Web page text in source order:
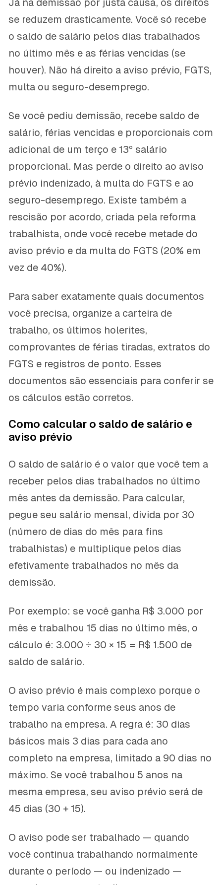
Já na demissão por justa causa, os direitos
se reduzem drasticamente. Você só recebe
o saldo de salário pelos dias trabalhados
no último mês e as férias vencidas (se
houver). Não há direito a aviso prévio, FGTS,
multa ou seguro-desemprego.
Se você pediu demissão, recebe saldo de
salário, férias vencidas e proporcionais com
adicional de um terço e 13º salário
proporcional. Mas perde o direito ao aviso
prévio indenizado, à multa do FGTS e ao
seguro-desemprego. Existe também a
rescisão por acordo, criada pela reforma
trabalhista, onde você recebe metade do
aviso prévio e da multa do FGTS (20% em
vez de 40%).
Para saber exatamente quais documentos
você precisa, organize a carteira de
trabalho, os últimos holerites,
comprovantes de férias tiradas, extratos do
FGTS e registros de ponto. Esses
documentos são essenciais para conferir se
os cálculos estão corretos.
Como calcular o saldo de salário e
aviso prévio
O saldo de salário é o valor que você tem a
receber pelos dias trabalhados no último
mês antes da demissão. Para calcular,
pegue seu salário mensal, divida por 30
(número de dias do mês para fins
trabalhistas) e multiplique pelos dias
efetivamente trabalhados no mês da
demissão.
Por exemplo: se você ganha R$ 3.000 por
mês e trabalhou 15 dias no último mês, o
cálculo é: 3.000 ÷ 30 × 15 = R$ 1.500 de
saldo de salário.
O aviso prévio é mais complexo porque o
tempo varia conforme seus anos de
trabalho na empresa. A regra é: 30 dias
básicos mais 3 dias para cada ano
completo na empresa, limitado a 90 dias no
máximo. Se você trabalhou 5 anos na
mesma empresa, seu aviso prévio será de
45 dias (30 + 15).
O aviso pode ser trabalhado — quando
você continua trabalhando normalmente
durante o período — ou indenizado —